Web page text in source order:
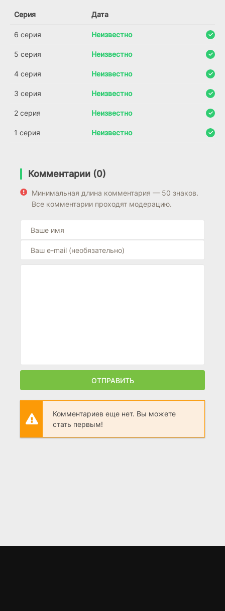
Серия Дата
6 серия Неизвестно
5 серия Неизвестно
4 серия Неизвестно
3 серия Неизвестно
2 серия Неизвестно
1 серия Неизвестно
Комментарии (0)
Минимальная длина комментария — 50 знаков.
Все комментарии проходят модерацию.
ОТПРАВИТЬ
Комментариев еще нет. Вы можете
стать первым!